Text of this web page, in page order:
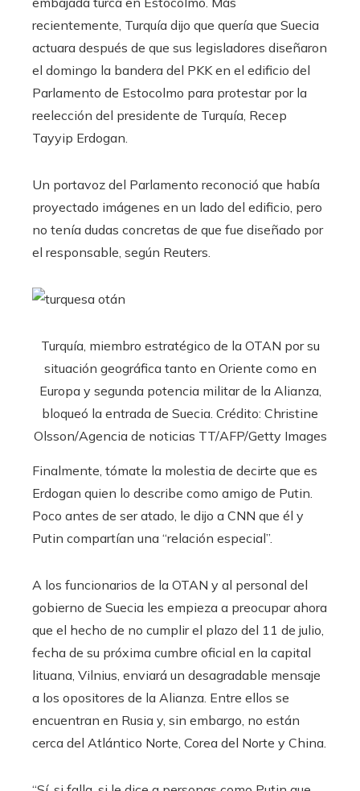
recientemente, Turquía dijo que quería que Suecia
actuara después de que sus legisladores diseñaron
el domingo la bandera del PKK en el edificio del
Parlamento de Estocolmo para protestar por la
reelección del presidente de Turquía, Recep
Tayyip Erdogan.
Un portavoz del Parlamento reconoció que había
proyectado imágenes en un lado del edificio, pero
no tenía dudas concretas de que fue diseñado por
el responsable, según Reuters.
Turquía, miembro estratégico de la OTAN por su
situación geográfica tanto en Oriente como en
Europa y segunda potencia militar de la Alianza,
bloqueó la entrada de Suecia. Crédito: Christine
Olsson/Agencia de noticias TT/AFP/Getty Images
Finalmente, tómate la molestia de decirte que es
Erdogan quien lo describe como amigo de Putin.
Poco antes de ser atado, le dijo a CNN que él y
Putin compartían una “relación especial”.
A los funcionarios de la OTAN y al personal del
gobierno de Suecia les empieza a preocupar ahora
que el hecho de no cumplir el plazo del 11 de julio,
fecha de su próxima cumbre oficial en la capital
lituana, Vilnius, enviará un desagradable mensaje
a los opositores de la Alianza. Entre ellos se
encuentran en Rusia y, sin embargo, no están
cerca del Atlántico Norte, Corea del Norte y China.